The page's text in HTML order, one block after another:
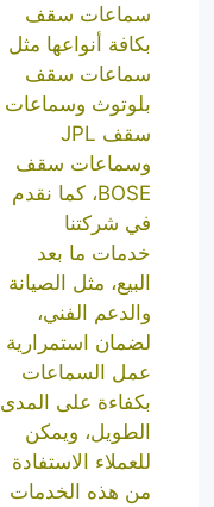
سماعات سقف
بكافة أنواعها مثل
سماعات سقف
بلوتوث وسماعات
سقف JPL
وسماعات سقف
BOSE، كما نقدم
في شركتنا
خدمات ما بعد
البيع، مثل الصيانة
والدعم الفني،
لضمان استمرارية
عمل السماعات
بكفاءة على المدى
الطويل، ويمكن
للعملاء الاستفادة
من هذه الخدمات